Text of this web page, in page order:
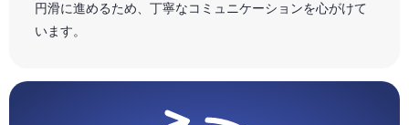
円滑に進めるため、丁寧なコミュニケーションを心がけて
います。